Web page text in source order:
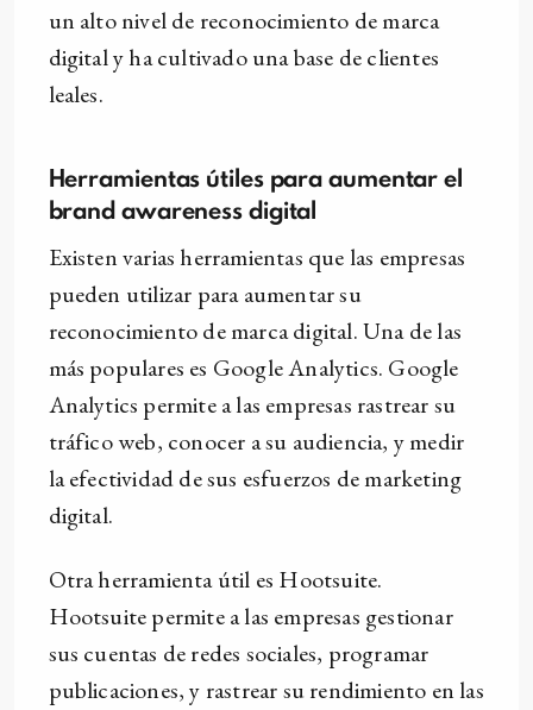
un alto nivel de reconocimiento de marca
digital y ha cultivado una base de clientes
leales.
Herramientas útiles para aumentar el
brand awareness digital
Existen varias herramientas que las empresas
pueden utilizar para aumentar su
reconocimiento de marca digital. Una de las
más populares es Google Analytics. Google
Analytics permite a las empresas rastrear su
tráfico web, conocer a su audiencia, y medir
la efectividad de sus esfuerzos de marketing
digital.
Otra herramienta útil es Hootsuite.
Hootsuite permite a las empresas gestionar
sus cuentas de redes sociales, programar
publicaciones, y rastrear su rendimiento en las